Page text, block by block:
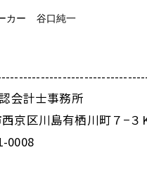
カー 谷口純一
会計士事務所
京区川島有栖川町７−
0008